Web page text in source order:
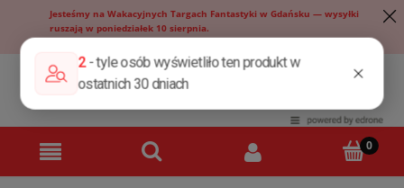
Jesteśmy na Wakacyjnych Targach Fantastyki w Gdańsku — wysyłki
ruszają w poniedziałek 10 sierpnia.